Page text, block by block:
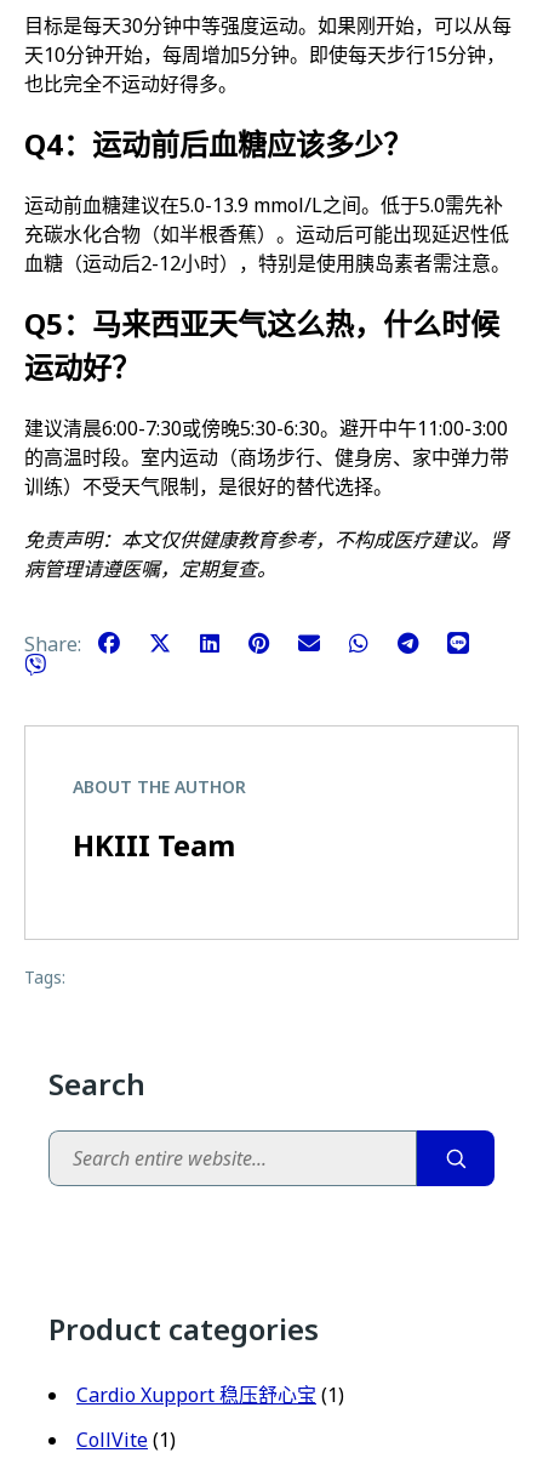
目标是每天30分钟中等强度运动。如果刚开始，可以从每
天10分钟开始，每周增加5分钟。即使每天步行15分钟，
也比完全不运动好得多。
Q4：运动前后血糖应该多少？
运动前血糖建议在5.0-13.9 mmol/L之间。低于5.0需先补
充碳水化合物（如半根香蕉）。运动后可能出现延迟性低
血糖（运动后2-12小时），特别是使用胰岛素者需注意。
Q5：马来西亚天气这么热，什么时候
运动好？
建议清晨6:00-7:30或傍晚5:30-6:30。避开中午11:00-3:00
的高温时段。室内运动（商场步行、健身房、家中弹力带
训练）不受天气限制，是很好的替代选择。
免责声明：本文仅供健康教育参考，不构成医疗建议。肾
病管理请遵医嘱，定期复查。
Share:
ABOUT THE AUTHOR
HKIII Team
Tags:
Search
Search
Product categories
Cardio Xupport 稳压舒心宝 (1)
CollVite(1)